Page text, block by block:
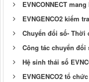
EVNCONNECT
EVNGENCO2 kiểm
Chuyển đổi số- Thời
Công tác chuyển
Hệ sinh thái số
EVNGENCO2 tổ